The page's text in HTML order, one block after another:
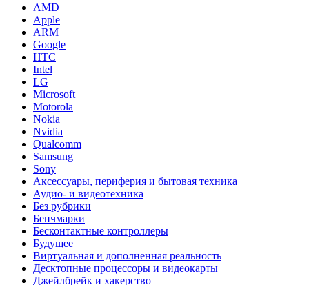
AMD
Apple
ARM
Google
HTC
Intel
LG
Microsoft
Motorola
Nokia
Nvidia
Qualcomm
Samsung
Sony
Аксессуары, периферия и бытовая техника
Аудио- и видеотехника
Без рубрики
Бенчмарки
Бесконтактные контроллеры
Будущее
Виртуальная и дополненная реальность
Десктопные процессоры и видеокарты
Джейлбрейк и хакерство